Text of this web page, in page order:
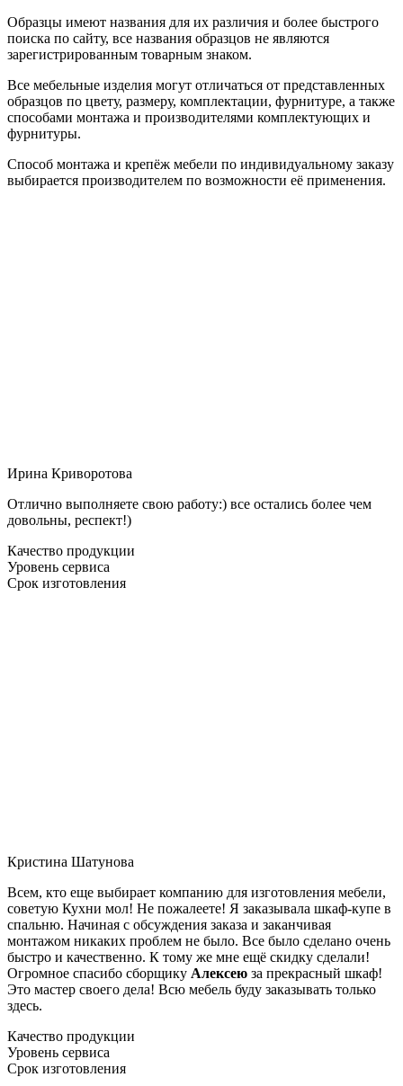
Образцы имеют названия для их различия и более быстрого
поиска по сайту, все названия образцов не являются
зарегистрированным товарным знаком.
Все мебельные изделия могут отличаться от представленных
образцов по цвету, размеру, комплектации, фурнитуре, а также
способами монтажа и производителями комплектующих и
фурнитуры.
Способ монтажа и крепёж мебели по индивидуальному заказу
выбирается производителем по возможности её применения.
Ирина Криворотова
Отлично выполняете свою работу:) все остались более чем
довольны, респект!)
Качество продукции
Уровень сервиса
Срок изготовления
Кристина Шатунова
Всем, кто еще выбирает компанию для изготовления мебели,
советую Кухни мол! Не пожалеете! Я заказывала шкаф-купе в
спальню. Начиная с обсуждения заказа и заканчивая
монтажом никаких проблем не было. Все было сделано очень
быстро и качественно. К тому же мне ещё скидку сделали!
Огромное спасибо сборщику Алексею за прекрасный шкаф!
Это мастер своего дела! Всю мебель буду заказывать только
здесь.
Качество продукции
Уровень сервиса
Срок изготовления